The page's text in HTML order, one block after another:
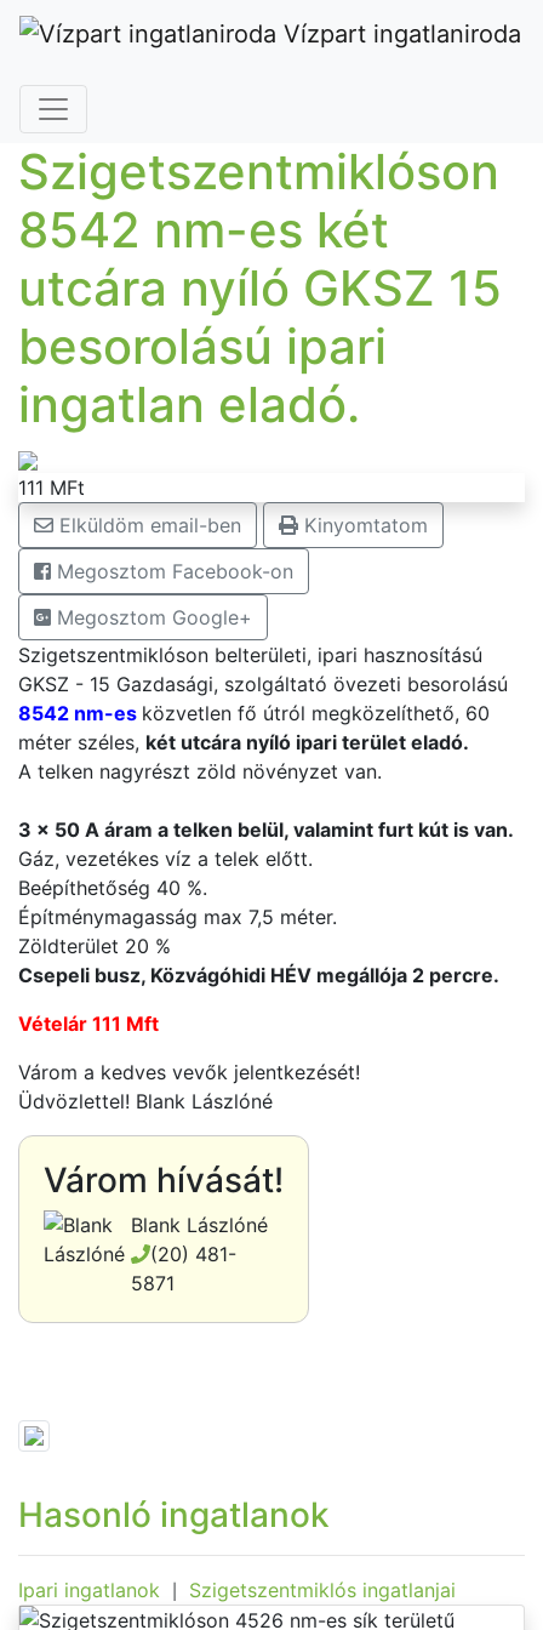
Vízpart ingatlaniroda
Szigetszentmiklóson
8542 nm-es két
utcára nyíló GKSZ 15
besorolású ipari
ingatlan eladó.
111 MFt
Elküldöm email-ben
Kinyomtatom
Megosztom Facebook-on
Megosztom Google+
Szigetszentmiklóson belterületi, ipari hasznosítású
GKSZ - 15 Gazdasági, szolgáltató övezeti besorolású
8542 nm-es közvetlen fő útról megközelíthető, 60
méter széles, két utcára nyíló ipari terület eladó.
A telken nagyrészt zöld növényzet van.
3 x 50 A áram a telken belül, valamint furt kút is van.
Gáz, vezetékes víz a telek előtt.
Beépíthetőség 40 %.
Építménymagasság max 7,5 méter.
Zöldterület 20 %
Csepeli busz, Közvágóhidi HÉV megállója 2 percre.
Vételár 111 Mft
Várom a kedves vevők jelentkezését!
Üdvözlettel! Blank Lászlóné
Várom hívását!
Blank Lászlóné
(20) 481-
5871
Hasonló ingatlanok
Ipari ingatlanok Szigetszentmiklós ingatlanjai